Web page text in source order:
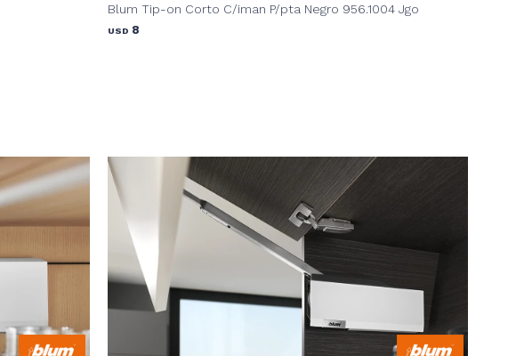
Blum Tip-on Corto C/iman P/pta Negro 956.1004 Jgo
USD 8